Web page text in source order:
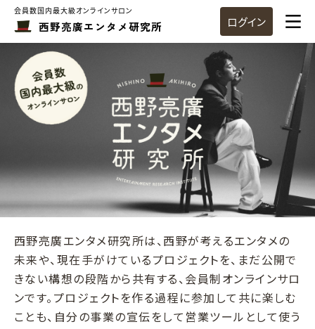
会員数国内最大級オンラインサロン
西野亮廣エンタメ研究所 ログイン
西野亮廣エンタメ研究所は、西野が考えるエンタメの
未来や、現在手がけているプロジェクトを、まだ公開で
きない構想の段階から共有する、会員制オンラインサロ
ンです。プロジェクトを作る過程に参加して共に楽しむ
ことも、自分の事業の宣伝をして営業ツールとして使う